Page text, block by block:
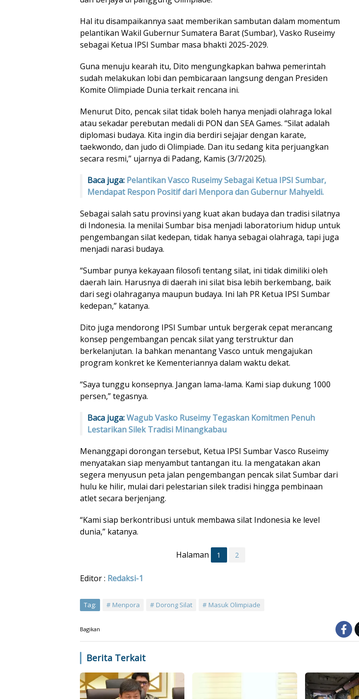
Hal itu disampaikannya saat memberikan sambutan dalam momentum
pelantikan Wakil Gubernur Sumatera Barat (Sumbar), Vasko Ruseimy
sebagai Ketua IPSI Sumbar masa bhakti 2025-2029.
Guna menuju kearah itu, Dito mengungkapkan bahwa pemerintah
sudah melakukan lobi dan pembicaraan langsung dengan Presiden
Komite Olimpiade Dunia terkait rencana ini.
Menurut Dito, pencak silat tidak boleh hanya menjadi olahraga lokal
atau sekadar perebutan medali di PON dan SEA Games. “Silat adalah
diplomasi budaya. Kita ingin dia berdiri sejajar dengan karate,
taekwondo, dan judo di Olimpiade. Dan itu sedang kita perjuangkan
secara resmi,” ujarnya di Padang, Kamis (3/7/2025).
Baca juga: Pelantikan Vasco Ruseimy Sebagai Ketua IPSI Sumbar,
Mendapat Respon Positif dari Menpora dan Gubernur Mahyeldi.
Sebagai salah satu provinsi yang kuat akan budaya dan tradisi silatnya
di Indonesia. Ia menilai Sumbar bisa menjadi laboratorium hidup untuk
pengembangan silat kedepan, tidak hanya sebagai olahraga, tapi juga
menjadi narasi budaya.
“Sumbar punya kekayaan filosofi tentang silat, ini tidak dimiliki oleh
daerah lain. Harusnya di daerah ini silat bisa lebih berkembang, baik
dari segi olahraganya maupun budaya. Ini lah PR Ketua IPSI Sumbar
kedepan,” katanya.
Dito juga mendorong IPSI Sumbar untuk bergerak cepat merancang
konsep pengembangan pencak silat yang terstruktur dan
berkelanjutan. Ia bahkan menantang Vasco untuk mengajukan
program konkret ke Kementeriannya dalam waktu dekat.
“Saya tunggu konsepnya. Jangan lama-lama. Kami siap dukung 1000
persen,” tegasnya.
Baca juga:Wagub Vasko Ruseimy Tegaskan Komitmen Penuh
Lestarikan Silek Tradisi Minangkabau
Menanggapi dorongan tersebut, Ketua IPSI Sumbar Vasco Ruseimy
menyatakan siap menyambut tantangan itu. Ia mengatakan akan
segera menyusun peta jalan pengembangan pencak silat Sumbar dari
hulu ke hilir, mulai dari pelestarian silek tradisi hingga pembinaan
atlet secara berjenjang.
“Kami siap berkontribusi untuk membawa silat Indonesia ke level
dunia,” katanya.
Halaman 1 2
Editor : Redaksi-1
Tag: Menpora Dorong Silat Masuk Olimpiade
Bagikan
Berita Terkait